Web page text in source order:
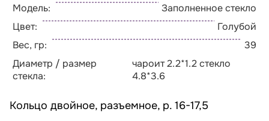
Модель:
Заполненное стекло
Цвет:
Голубой
Вес, гр:
39
Диаметр / размер
стекла:
чароит 2.2*1.2 стекло
4.8*3.6
Кольцо двойное, разъемное, р. 16-17,5